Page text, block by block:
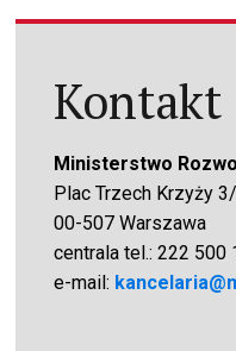
Kontakt
Ministerstwo
Plac Trzech Krzyży
00-507 Warszawa
centrala tel.: 222 500
e-mail: